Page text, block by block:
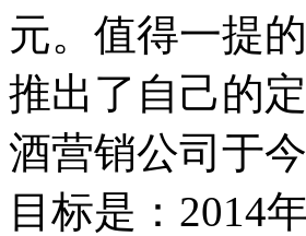
元。值得一提
推出了自己的
酒营销公司于
目标是：2014